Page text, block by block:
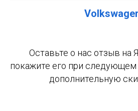
Оставьте о нас отзыв на
покажите его при следующем
дополнительную